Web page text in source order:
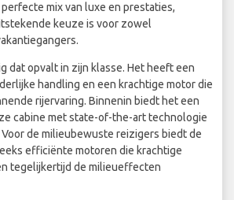
perfecte mix van luxe en prestaties,
keuze is voor zowel
dat opvalt in zijn klasse. Het heeft een
handling en een krachtige motor die
rijervaring. Binnenin biedt het een
cabine met state-of-the-art technologie
de milieubewuste reizigers biedt de
efficiënte motoren die krachtige
tegelijkertijd de milieueffecten